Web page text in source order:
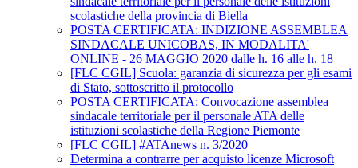
scolastiche della provincia di Biella
POSTA CERTIFICATA: INDIZIONE ASSEMBLEA
SINDACALE UNICOBAS, IN MODALITA'
ONLINE - 26 MAGGIO 2020 dalle h. 16 alle h. 18
[FLC CGIL] Scuola: garanzia di sicurezza per gli esami
di Stato, sottoscritto il protocollo
POSTA CERTIFICATA: Convocazione assemblea
sindacale territoriale per il personale ATA delle
istituzioni scolastiche della Regione Piemonte
[FLC CGIL] #ATAnews n. 3/2020
Determina a contrarre per acquisto licenze Microsoft